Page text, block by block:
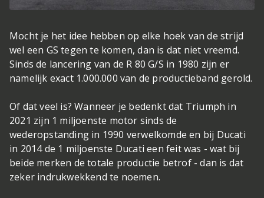
Mocht je het idee hebben op elke hoek van de strijd
wel een GS tegen te komen, dan is dat niet vreemd.
Sinds de lancering van de R 80 G/S in 1980 zijn er
namelijk exact 1.000.000 van de productieband gerold.
Of dat veel is? Wanneer je bedenkt dat Triumph in
2021 zijn 1 miljoenste motor sinds de
wederopstanding in 1990 verwelkomde en bij Ducati
in 2014 de 1 miljoenste Ducati een feit was - wat bij
beide merken de totale productie betrof - dan is dat
zeker indrukwekkend te noemen.